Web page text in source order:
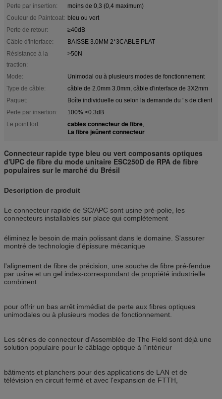
Perte par insertion:
moins de 0,3 (0,4 maximum)
Couleur de Paintcoat: bleu ou vert
Perte de retour:
≥40dB
Câble d'interface:
BAISSE 3.0MM 2*3CABLE PLAT
Résistance à la
traction:
>50N
Mode:
Unimodal ou à plusieurs modes de fonctionnement
Type de câble:
câble de 2.0mm 3.0mm, câble d'interface de 3X2mm
Paquet:
Boîte individuelle ou selon la demande du ′ s de client
Perte par insertion:
100% <0.3dB
Le point fort:
cables connecteur de fibre,
La fibre jeûnent connecteur
Connecteur rapide type bleu ou vert composants optiques
d'UPC de fibre du mode unitaire ESC250D de RPA de fibre
populaires sur le marché du Brésil
Description de produit
Le connecteur rapide de SC/APC sont usine pré-polie, les
connecteurs installables sur place qui complètement
éliminez le besoin de main polissant dans le domaine. S'assurer
montré de technologie d'épissure mécanique
l'alignement de fibre de précision, une souche de fibre pré-fendue
par usine et un gel index-correspondant de propriété industrielle
combinent
pour offrir un bas arrêt immédiat de perte aux fibres optiques
unimodales ou à plusieurs modes de fonctionnement.
Les séries de connecteur d'Assemblée de The Field sont déjà une
solution populaire pour le câblage optique à l'intérieur
bâtiments et planchers pour des applications de LAN et de
télévision en circuit fermé et avec l'expansion de FTTH,